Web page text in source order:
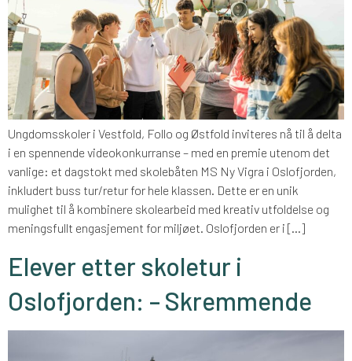
Ungdomsskoler i Vestfold, Follo og Østfold inviteres nå til å delta
i en spennende videokonkurranse – med en premie utenom det
vanlige: et dagstokt med skolebåten MS Ny Vigra i Oslofjorden,
inkludert buss tur/retur for hele klassen. Dette er en unik
mulighet til å kombinere skolearbeid med kreativ utfoldelse og
meningsfullt engasjement for miljøet. Oslofjorden er i […]
Elever etter skoletur i
Oslofjorden: – Skremmende